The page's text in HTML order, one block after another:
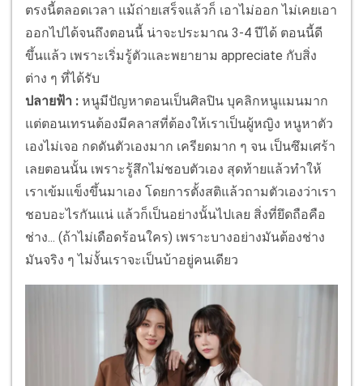
ตรงนี้ตลอดเวลา แม้ถ่ายเสร็จแล้วก็ เอาไม่ออก ไม่เคยเอา
ออกไปได้จนถึงตอนนี้ น่าจะประมาณ 3-4 ปีได้ ตอนนี้ดี
ขึ้นแล้ว เพราะเริ่มรู้ตัวและพยายาม appreciate กับสิ่ง
ต่าง ๆ ที่ได้รับ
ปลายฟ้า : หนูมีปัญหาตอนเป็นศิลปิน บุคลิกหนูแมนมาก
แต่ตอนเทรนต้องมีคลาสที่ต้องให้เราเป็นผู้หญิง หนูหาตัว
เองไม่เจอ กดดันตัวเองมาก เครียดมาก ๆ จน เป็นซึมเศร้า
เลยตอนนั้น เพราะรู้สึกไม่ชอบตัวเอง สุดท้ายแล้วทำให้
เราเข้มแข็งขึ้นมาเอง โดยการตั้งสติแล้วถามตัวเองว่าเรา
ชอบอะไรกันแน่ แล้วก็เป็นอย่างนั้นไปเลย สิ่งที่ยึดถือคือ
ช่าง... (ถ้าไม่เดือดร้อนใคร) เพราะบางอย่างมันต้องช่าง
มันจริง ๆ ไม่งั้นเราจะเป็นบ้าอยู่คนเดียว